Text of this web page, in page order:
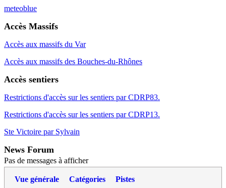
meteoblue
Accès Massifs
Accès aux massifs du Var
Accès aux massifs des Bouches-du-Rhônes
Accès sentiers
Restrictions d'accès sur les sentiers par CDRP83.
Restrictions d'accès sur les sentiers par CDRP13.
Ste Victoire par Sylvain
News Forum
Pas de messages à afficher
Vue générale Catégories Pistes